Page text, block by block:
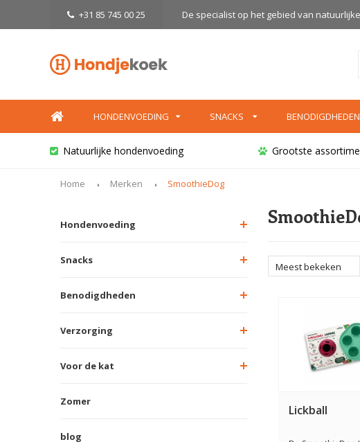
+31 85 745 00 25 De specialist op het gebied van
HONDENVOEDING SNACKS BENODIGDHEDEN
Natuurlijke hondenvoeding Grootste
Home Merken SmoothieDog
Hondenvoeding
Snacks
Benodigdheden
Verzorging
Voor de kat
Zomer
blog
Meest bekeken
Lickball